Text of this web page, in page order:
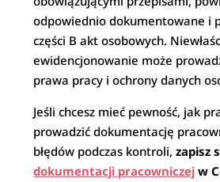
odpowiednio dokumentowane i
części B akt osobowych.
ewidencjonowanie może
prawa pracy i ochrony danych
Jeśli chcesz mieć pewność, jak
prowadzić dokumentację
błędów podczas kontroli,zapisz
dokumentacji pracowniczej w